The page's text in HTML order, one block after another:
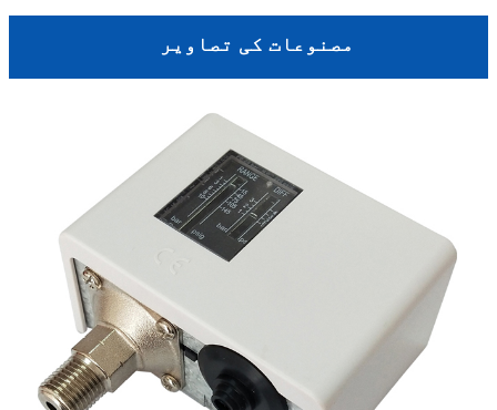
مصنوعات کی تصاویر